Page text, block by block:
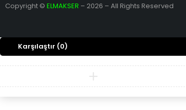
Copyright © ELMAKSER – 2026 – All Rights Reserved
Karşılaştır (0)